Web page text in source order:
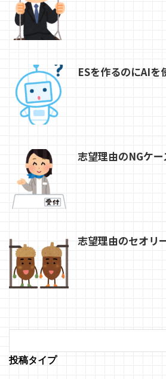
ESを作るのにAIを
志望理由のNGケ
志望理由のセオリ
投稿タイプ